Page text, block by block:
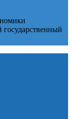
государственный